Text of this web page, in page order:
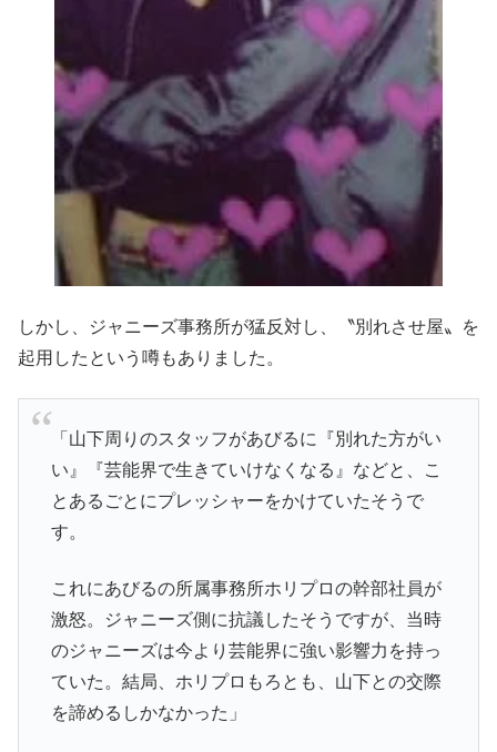
しかし、ジャニーズ事務所が猛反対し、〝別れさせ屋〟を
起用したという噂もありました。
「山下周りのスタッフがあびるに『別れた方がい
い』『芸能界で生きていけなくなる』などと、こ
とあるごとにプレッシャーをかけていたそうで
す。
これにあびるの所属事務所ホリプロの幹部社員が
激怒。ジャニーズ側に抗議したそうですが、当時
のジャニーズは今より芸能界に強い影響力を持っ
ていた。結局、ホリプロもろとも、山下との交際
を諦めるしかなかった」